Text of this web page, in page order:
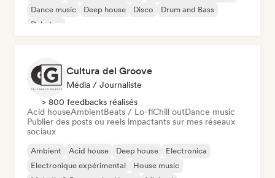
Dance music
Deep house Disco
Drum and Bass
Dubstep
Cultura del Groove
Média / Journaliste
> 800 feedbacks réalisés
Acid houseAmbientBeats / Lo-fiChill outDance music
Publier des posts ou reels impactants sur mes réseaux
sociaux
Ambient Acid house Deep house
Electronica
Electronique expérimental
House music